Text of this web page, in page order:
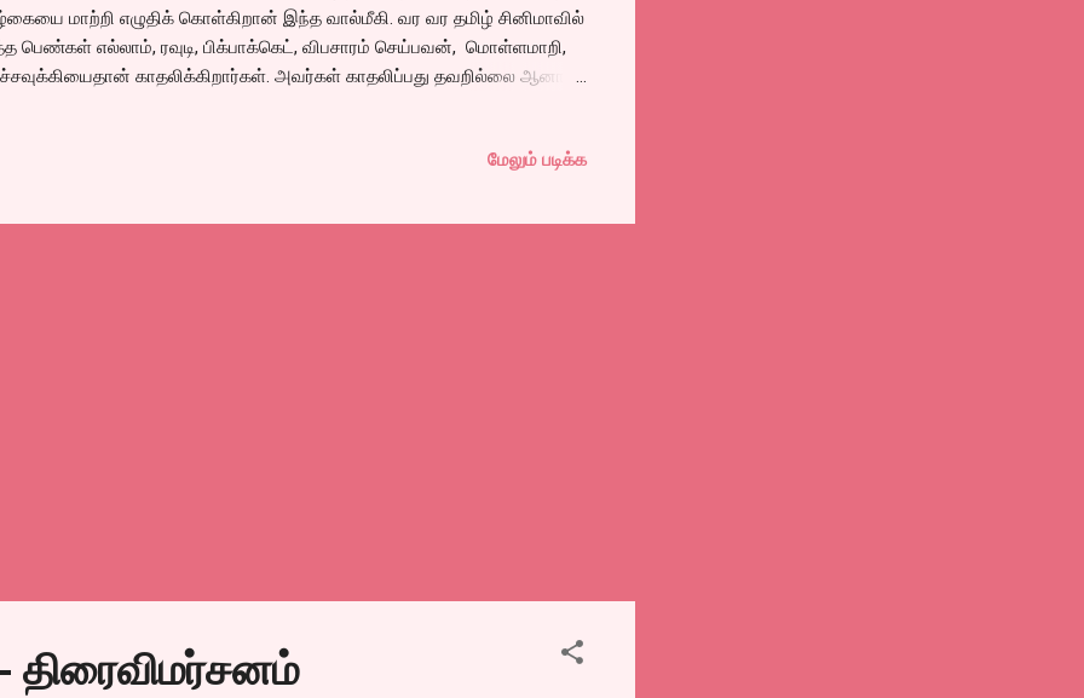
மாற்றி எழுதிக் கொள்கிறான் இந்த வால்மீகி. வர வர தமிழ் சினிமாவில்
பெண்கள் எல்லாம், ரவுடி, பிக்பாக்கெட், விபசாரம் செய்பவன், மொள்ளமாறி,
காதலிக்கிறார்கள். அவர்கள் காதலிப்பது தவறில்லை ஆனால்
பாண்டி என்பவன் சென்னையின் ப்ரொபஷனல் பிக்பாக்கெட்,
ப்ளே ஸ்கூல் நடத்தும் பெண், இப்படி ஒரு கேரக்டரை வைத்துவிட்டு,
மேலும் படிக்க
திரைவிமர்சனம்